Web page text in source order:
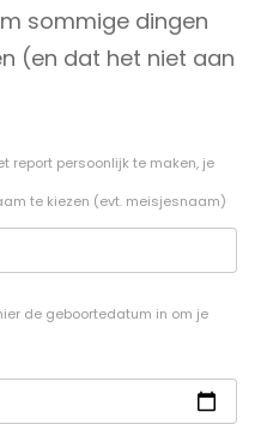
sommige dingen
(en dat het niet aan
report persoonlijk te maken, je
te kiezen (evt. meisjesnaam)
de geboortedatum in om je